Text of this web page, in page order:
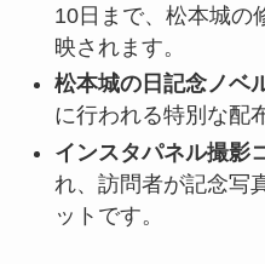
10日まで、松本城の
映されます。
松本城の日記念ノベ
に行われる特別な配
インスタパネル撮影
れ、訪問者が記念写
ットです。